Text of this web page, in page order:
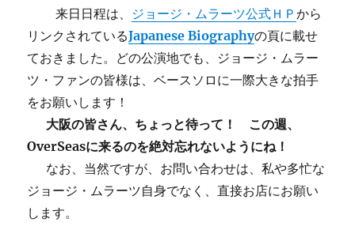
来日日程は、 ジョージ・ムラーツ公式ＨＰから
リンクされているJapanese Biographyの頁に載せ
ておきました。どの公演地でも、ジョージ・ムラー
ツ・ファンの皆様は、ベースソロに一際大きな拍手
をお願いします！
大阪の皆さん、ちょっと待って！ この週、
OverSeasに来るのを絶対忘れないようにね！
なお、当然ですが、お問い合わせは、私や多忙な
ジョージ・ムラーツ自身でなく、直接お店にお願い
します。